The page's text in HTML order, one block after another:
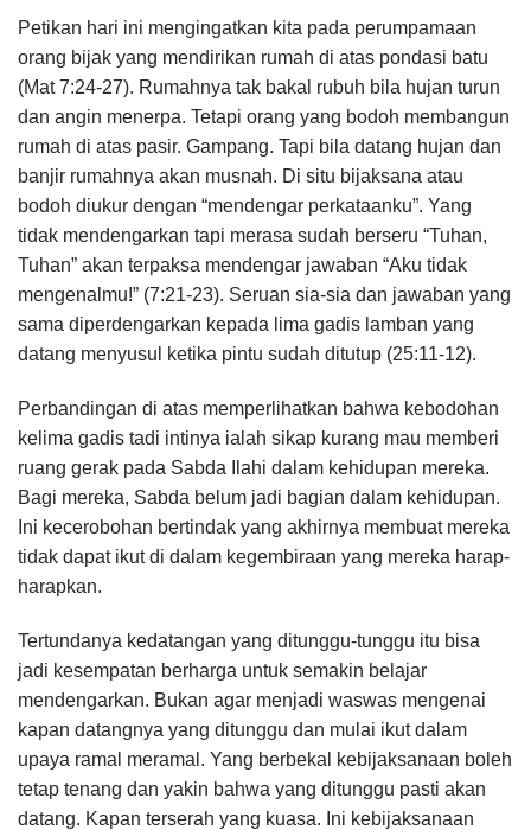
Petikan hari ini mengingatkan kita pada perumpamaan
orang bijak yang mendirikan rumah di atas pondasi batu
(Mat 7:24-27). Rumahnya tak bakal rubuh bila hujan turun
dan angin menerpa. Tetapi orang yang bodoh membangun
rumah di atas pasir. Gampang. Tapi bila datang hujan dan
banjir rumahnya akan musnah. Di situ bijaksana atau
bodoh diukur dengan “mendengar perkataanku”. Yang
tidak mendengarkan tapi merasa sudah berseru “Tuhan,
Tuhan” akan terpaksa mendengar jawaban “Aku tidak
mengenalmu!” (7:21-23). Seruan sia-sia dan jawaban yang
sama diperdengarkan kepada lima gadis lamban yang
datang menyusul ketika pintu sudah ditutup (25:11-12).
Perbandingan di atas memperlihatkan bahwa kebodohan
kelima gadis tadi intinya ialah sikap kurang mau memberi
ruang gerak pada Sabda Ilahi dalam kehidupan mereka.
Bagi mereka, Sabda belum jadi bagian dalam kehidupan.
Ini kecerobohan bertindak yang akhirnya membuat mereka
tidak dapat ikut di dalam kegembiraan yang mereka harap-
harapkan.
Tertundanya kedatangan yang ditunggu-tunggu itu bisa
jadi kesempatan berharga untuk semakin belajar
mendengarkan. Bukan agar menjadi waswas mengenai
kapan datangnya yang ditunggu dan mulai ikut dalam
upaya ramal meramal. Yang berbekal kebijaksanaan boleh
tetap tenang dan yakin bahwa yang ditunggu pasti akan
datang. Kapan terserah yang kuasa. Ini kebijaksanaan